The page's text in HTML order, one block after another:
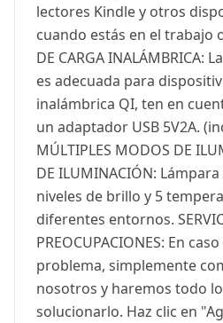
lectores Kindle y otros
cuando estás en el trabajo
DE CARGA INALÁMBRICA:
es adecuada para
inalámbrica QI, ten en
un adaptador USB 5V2A.
MÚLTIPLES MODOS DE
DE ILUMINACIÓN:
niveles de brillo y 5
diferentes entornos.
PREOCUPACIONES: En
problema, simplemente
nosotros y haremos todo
solucionarlo. Haz clic en